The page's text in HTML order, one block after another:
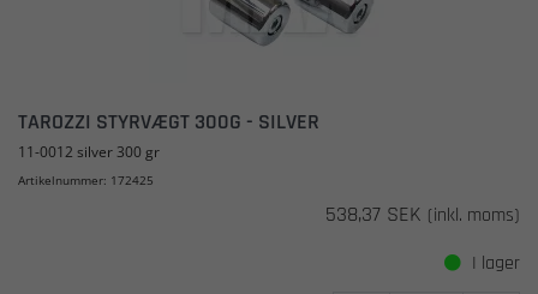
TAROZZI STYRVÆGT 300G - SILVER
11-0012 silver 300 gr
Artikelnummer: 172425
538,37 SEK (inkl. moms)
I lager